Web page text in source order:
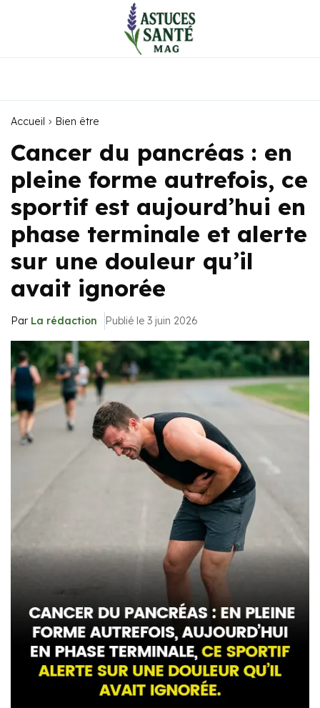
Accueil Bien être
Cancer du pancréas : en
pleine forme autrefois, ce
sportif est aujourd’hui en
phase terminale et alerte
sur une douleur qu’il
avait ignorée
Par La rédaction Publié le 3 juin 2026